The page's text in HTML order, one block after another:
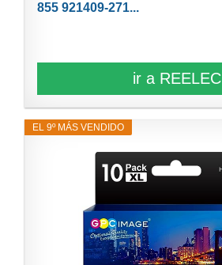
855 921409-271...
ir a REELEC
EL 9º MÁS VENDIDO